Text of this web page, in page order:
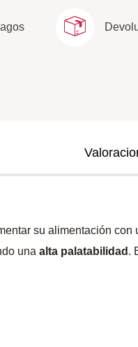
su alimentación con
unaalta palatabilidad .